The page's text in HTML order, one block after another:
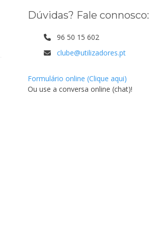
Dúvidas? Fale connosco:
96 50 15 602
clube@utilizadores.pt
Formulário online (Clique aqui)
Ou use a conversa online (chat)!